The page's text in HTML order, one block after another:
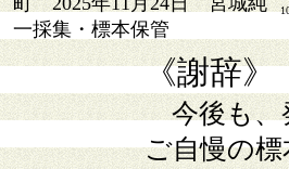
一採集・標本保管
《謝辞》
今後も、
ご自慢の